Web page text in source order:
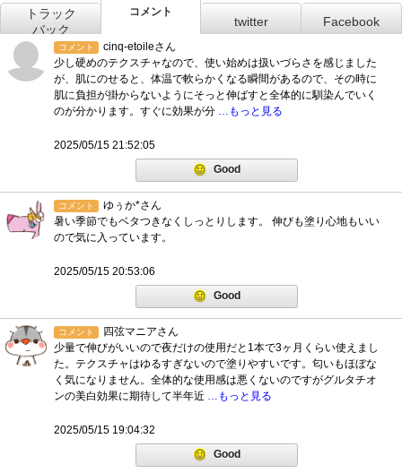
トラック
バック
コメント
twitter Facebook
コメント
cinq-etoileさん
少し硬めのテクスチャなので、使い始めは扱いづらさを感じました
が、肌にのせると、体温で軟らかくなる瞬間があるので、その時に
肌に負担が掛からないようにそっと伸ばすと全体的に馴染んでいく
のが分かります。すぐに効果が分 …もっと見る
2025/05/15 21:52:05
Good
コメント
ゆぅか*さん
暑い季節でもベタつきなくしっとりします。 伸びも塗り心地もいい
ので気に入っています。
2025/05/15 20:53:06
Good
コメント
四弦マニアさん
少量で伸びがいいので夜だけの使用だと1本で3ヶ月くらい使えまし
た。テクスチャはゆるすぎないので塗りやすいです。匂いもほぼな
く気になりません。全体的な使用感は悪くないのですがグルタチオ
ンの美白効果に期待して半年近 …もっと見る
2025/05/15 19:04:32
Good